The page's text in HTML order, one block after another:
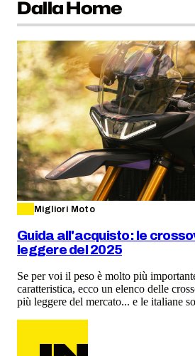
Dalla Home
Migliori Moto
Guida all'acquisto: le
leggere del 2025
Se per voi il peso è molto più
caratteristica, ecco un elenco delle
più leggere del mercato... e le italiane